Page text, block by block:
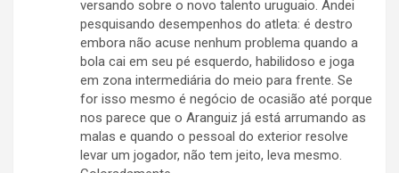
versando sobre o novo talento uruguaio. Andei
pesquisando desempenhos do atleta: é destro
embora não acuse nenhum problema quando a
bola cai em seu pé esquerdo, habilidoso e joga
em zona intermediária do meio para frente. Se
for isso mesmo é negócio de ocasião até porque
nos parece que o Aranguiz já está arrumando as
malas e quando o pessoal do exterior resolve
levar um jogador, não tem jeito, leva mesmo.